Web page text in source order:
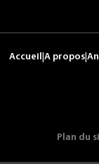
Accueil A propos
Plan du